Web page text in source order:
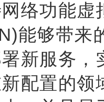
络功能
能够带来
新服务，
配置的领